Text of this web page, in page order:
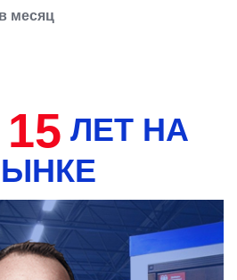
месяц
15 ЛЕТ НА